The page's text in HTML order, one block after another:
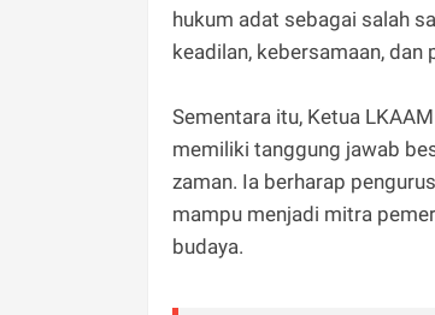
hukum adat sebagai salah
keadilan, kebersamaan, dan
Sementara itu, Ketua
memiliki tanggung jawab
zaman. Ia berharap
mampu menjadi mitra
budaya.